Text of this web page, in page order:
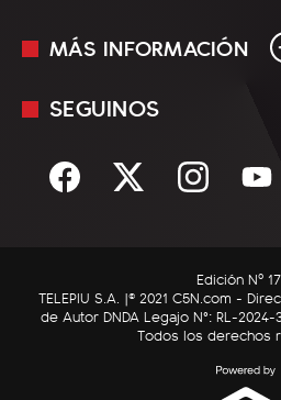
En Vivo
Sociedad
C5N Autos
RatingCero
MÁS INFORMACIÓN
Mediakit
Términos y condiciones
SEGUINOS
Edición Nº
TELEPIU S.A. |© 2021 C5N.com -
de Autor DNDA Legajo N°: RL-2024-
Todos los derechos